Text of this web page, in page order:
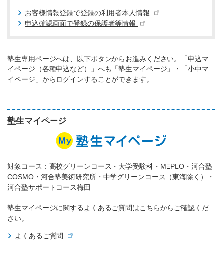
お客様情報登録で登録の利用者本人情報
申込確認画面で登録の保護者等情報
塾生専用ページへは、以下ボタンからお進みください。「申込マ
イページ（各種申込など）」へも「塾生マイページ」・「小中マ
イページ」からログインすることができます。
塾生マイページ
対象コース：高校グリーンコース・大学受験科・MEPLO・河合塾
COSMO・河合塾美術研究所・中学グリーンコース（東海除く）・
河合塾サポートコース梅田
塾生マイページに関するよくあるご質問はこちらからご確認くだ
さい。
よくあるご質問